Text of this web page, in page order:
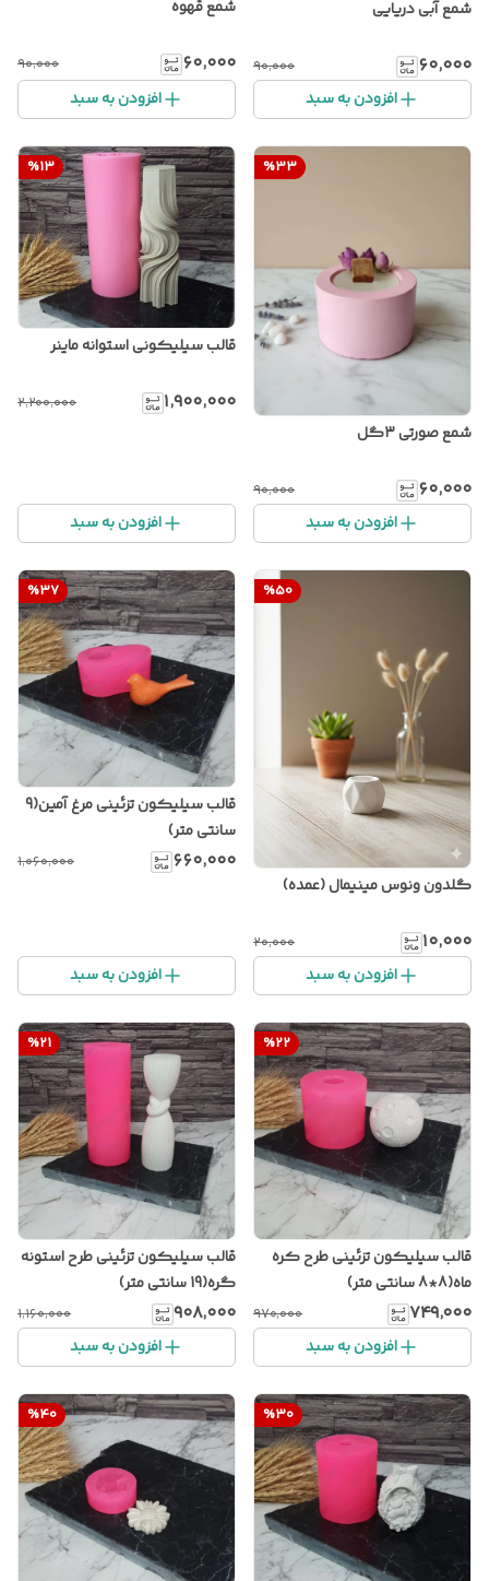
شمع آبی دریایی
۶۰٬۰۰۰ ۹۰٬۰۰۰
افزودن به سبد
شمع قهوه
۶۰٬۰۰۰ ۹۰٬۰۰۰
افزودن به سبد
%33
شمع صورتی ۳گل
۶۰٬۰۰۰ ۹۰٬۰۰۰
افزودن به سبد
%13
قالب سیلیکونی استوانه ماینر
۱٬۹۰۰٬۰۰۰ ۲٬۲۰۰٬۰۰۰
افزودن به سبد
%50
گلدون ونوس مینیمال (عمده)
۱۰٬۰۰۰ ۲۰٬۰۰۰
افزودن به سبد
%37
قالب سیلیکون تزئینی مرغ آمین(9
سانتی متر)
۶۶۰٬۰۰۰ ۱٬۰۶۰٬۰۰۰
افزودن به سبد
%22
قالب سیلیکون تزئینی طرح کره
ماه(8*8 سانتی متر)
۷۴۹٬۰۰۰ ۹۷۰٬۰۰۰
افزودن به سبد
%21
قالب سیلیکون تزئینی طرح استونه
گره(19 سانتی متر)
۹۰۸٬۰۰۰ ۱٬۱۶۰٬۰۰۰
افزودن به سبد
%30
%40